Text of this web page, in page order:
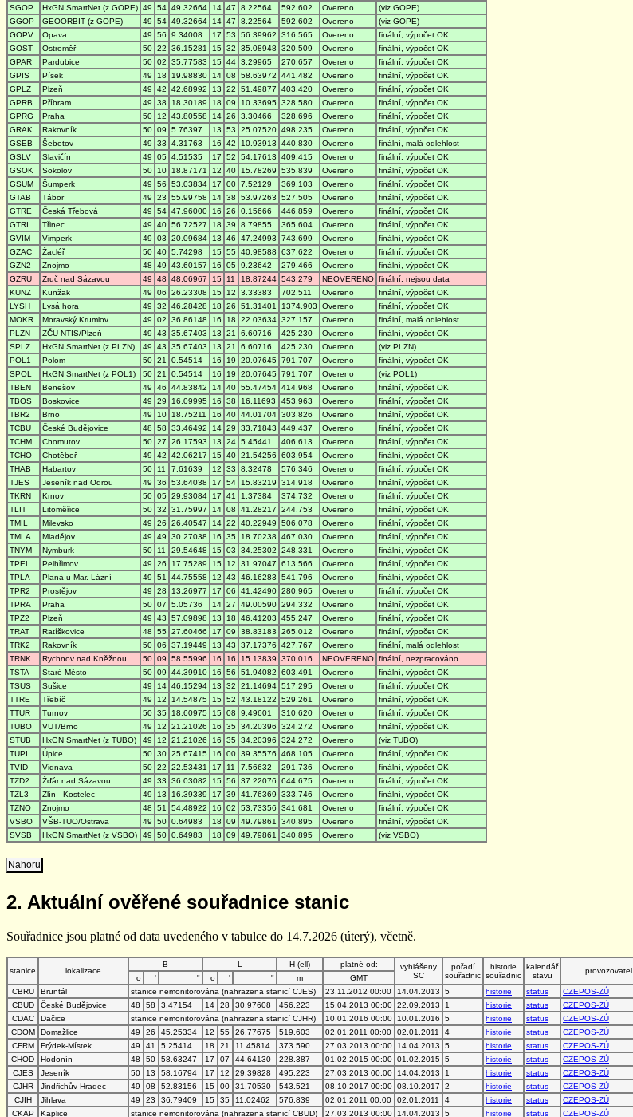
SGOP
HxGN SmartNet (z GOPE) 49 54 49.32664 14 47 8.22564 592.602 Overeno
(viz GOPE)
GGOP
GEOORBIT (z GOPE) 49 54 49.32664 14 47 8.22564 592.602 Overeno
(viz GOPE)
GOPV
Opava 49 56 9.34008 17 53 56.39962 316.565 Overeno
finální, výpočet OK
GOST
Ostroměř 50 22 36.15281 15 32 35.08948 320.509 Overeno
finální, výpočet OK
GPAR
Pardubice 50 02 35.77583 15 44 3.29965 270.657 Overeno
finální, výpočet OK
GPIS
Písek 49 18 19.98830 14 08 58.63972 441.482 Overeno
finální, výpočet OK
GPLZ
Plzeň 49 42 42.68992 13 22 51.49877 403.420 Overeno
finální, výpočet OK
GPRB
Příbram 49 38 18.30189 18 09 10.33695 328.580 Overeno
finální, výpočet OK
GPRG
Praha 50 12 43.80558 14 26 3.30466 328.696 Overeno
finální, výpočet OK
GRAK
Rakovník 50 09 5.76397 13 53 25.07520 498.235 Overeno
finální, výpočet OK
GSEB
Šebetov 49 33 4.31763 16 42 10.93913 440.830 Overeno
finální, malá odlehlost
GSLV
Slavičín 49 05 4.51535 17 52 54.17613 409.415 Overeno
finální, výpočet OK
GSOK
Sokolov 50 10 18.87171 12 40 15.78269 535.839 Overeno
finální, výpočet OK
GSUM
Šumperk 49 56 53.03834 17 00 7.52129 369.103 Overeno
finální, výpočet OK
GTAB
Tábor 49 23 55.99758 14 38 53.97263 527.505 Overeno
finální, výpočet OK
GTRE
Česká Třebová 49 54 47.96000 16 26 0.15666 446.859 Overeno
finální, výpočet OK
GTRI
Třinec 49 40 56.72527 18 39 8.79855 365.604 Overeno
finální, výpočet OK
GVIM
Vimperk 49 03 20.09684 13 46 47.24993 743.699 Overeno
finální, výpočet OK
GZAC
Žacléř 50 40 5.74298 15 55 40.98588 637.622 Overeno
finální, výpočet OK
GZN2
Znojmo 48 49 43.60157 16 05 9.23642 279.466 Overeno
finální, výpočet OK
GZRU
Zruč nad Sázavou 49 48 48.06967 15 11 18.87244 543.279 NEOVERENO finální, nejsou data
KUNZ
Kunžak 49 06 26.23308 15 12 3.33383 702.511 Overeno
finální, výpočet OK
LYSH
Lysá hora 49 32 46.28428 18 26 51.31401 1374.903 Overeno
finální, výpočet OK
MOKR
Moravský Krumlov 49 02 36.86148 16 18 22.03634 327.157 Overeno
finální, malá odlehlost
PLZN
ZČU-NTIS/Plzeň 49 43 35.67403 13 21 6.60716 425.230 Overeno
finální, výpočet OK
SPLZ
HxGN SmartNet (z PLZN) 49 43 35.67403 13 21 6.60716 425.230 Overeno
(viz PLZN)
POL1
Polom 50 21 0.54514 16 19 20.07645 791.707 Overeno
finální, výpočet OK
SPOL
HxGN SmartNet (z POL1) 50 21 0.54514 16 19 20.07645 791.707 Overeno
(viz POL1)
TBEN
Benešov 49 46 44.83842 14 40 55.47454 414.968 Overeno
finální, výpočet OK
TBOS
Boskovice 49 29 16.09995 16 38 16.11693 453.963 Overeno
finální, výpočet OK
TBR2
Brno 49 10 18.75211 16 40 44.01704 303.826 Overeno
finální, výpočet OK
TCBU
České Budějovice 48 58 33.46492 14 29 33.71843 449.437 Overeno
finální, výpočet OK
TCHM
Chomutov 50 27 26.17593 13 24 5.45441 406.613 Overeno
finální, výpočet OK
TCHO
Chotěboř 49 42 42.06217 15 40 21.54256 603.954 Overeno
finální, výpočet OK
THAB
Habartov 50 11 7.61639 12 33 8.32478 576.346 Overeno
finální, výpočet OK
TJES
Jeseník nad Odrou 49 36 53.64038 17 54 15.83219 314.918 Overeno
finální, výpočet OK
TKRN
Krnov 50 05 29.93084 17 41 1.37384 374.732 Overeno
finální, výpočet OK
TLIT
Litoměřice 50 32 31.75997 14 08 41.28217 244.753 Overeno
finální, výpočet OK
TMIL
Milevsko 49 26 26.40547 14 22 40.22949 506.078 Overeno
finální, výpočet OK
TMLA
Mladějov 49 49 30.27038 16 35 18.70238 467.030 Overeno
finální, výpočet OK
TNYM
Nymburk 50 11 29.54648 15 03 34.25302 248.331 Overeno
finální, výpočet OK
TPEL
Pelhřimov 49 26 17.75289 15 12 31.97047 613.566 Overeno
finální, výpočet OK
TPLA
Planá u Mar. Lázní 49 51 44.75558 12 43 46.16283 541.796 Overeno
finální, výpočet OK
TPR2
Prostějov 49 28 13.26977 17 06 41.42490 280.965 Overeno
finální, výpočet OK
TPRA
Praha 50 07 5.05736 14 27 49.00590 294.332 Overeno
finální, výpočet OK
TPZ2
Plzeň 49 43 57.09898 13 18 46.41203 455.247 Overeno
finální, výpočet OK
TRAT
Ratíškovice 48 55 27.60466 17 09 38.83183 265.012 Overeno
finální, výpočet OK
TRK2
Rakovník 50 06 37.19449 13 43 37.17376 427.767 Overeno
finální, malá odlehlost
TRNK
Rychnov nad Kněžnou 50 09 58.55996 16 16 15.13839 370.016 NEOVERENO finální, nezpracováno
TSTA
Staré Město 50 09 44.39910 16 56 51.94082 603.491 Overeno
finální, výpočet OK
TSUS
Sušice 49 14 46.15294 13 32 21.14694 517.295 Overeno
finální, výpočet OK
TTRE
Třebíč 49 12 14.54875 15 52 43.18122 529.261 Overeno
finální, výpočet OK
TTUR
Turnov 50 35 18.60975 15 08 9.49601 310.620 Overeno
finální, výpočet OK
TUBO
VUT/Brno 49 12 21.21026 16 35 34.20396 324.272 Overeno
finální, výpočet OK
STUB
HxGN SmartNet (z TUBO) 49 12 21.21026 16 35 34.20396 324.272 Overeno
(viz TUBO)
TUPI
Úpice 50 30 25.67415 16 00 39.35576 468.105 Overeno
finální, výpočet OK
TVID
Vidnava 50 22 22.53431 17 11 7.56632 291.736 Overeno
finální, výpočet OK
TZD2
Žďár nad Sázavou 49 33 36.03082 15 56 37.22076 644.675 Overeno
finální, výpočet OK
TZL3
Zlín - Kostelec 49 13 16.39339 17 39 41.76369 333.746 Overeno
finální, výpočet OK
TZNO
Znojmo 48 51 54.48922 16 02 53.73356 341.681 Overeno
finální, výpočet OK
VSBO
VŠB-TUO/Ostrava 49 50 0.64983 18 09 49.79861 340.895 Overeno
finální, výpočet OK
SVSB
HxGN SmartNet (z VSBO) 49 50 0.64983 18 09 49.79861 340.895 Overeno (viz VSBO)
Nahoru
2. Aktuální ověřené souřadnice stanic
Souřadnice jsou platné od data uvedeného v tabulce do 14.7.2026 (úterý), včetně.
stanice lokalizace
B L H (ell) platné od:
vyhlášeny
SC
pořadí
souřadnic
historie
souřadnic
kalendář
stavu
provozovatel
o ' " o ' " m
GMT
CBRU
Bruntál stanice nemonitorována (nahrazena stanicí CJES) 23.11.2012 00:00 14.04.2013 5 historie status CZEPOS-ZÚ
CBUD
České Budějovice 48 58 3.47154 14 28 30.97608 456.223 15.04.2013 00:00 22.09.2013 1 historie status CZEPOS-ZÚ
CDAC
Dačice stanice nemonitorována (nahrazena stanicí CJHR) 10.01.2016 00:00 10.01.2016 5 historie status CZEPOS-ZÚ
CDOM
Domažlice 49 26 45.25334 12 55 26.77675 519.603 02.01.2011 00:00 02.01.2011 4 historie status CZEPOS-ZÚ
CFRM
Frýdek-Místek 49 41 5.25414 18 21 11.45814 373.590 27.03.2013 00:00 14.04.2013 5 historie status CZEPOS-ZÚ
CHOD
Hodonín 48 50 58.63247 17 07 44.64130 228.387 01.02.2015 00:00 01.02.2015 5 historie status CZEPOS-ZÚ
CJES
Jeseník 50 13 58.16794 17 12 29.39828 495.223 27.03.2013 00:00 14.04.2013 1 historie status CZEPOS-ZÚ
CJHR
Jindřichův Hradec 49 08 52.83156 15 00 31.70530 543.521 08.10.2017 00:00 08.10.2017 2 historie status CZEPOS-ZÚ
CJIH
Jihlava 49 23 36.79409 15 35 11.02462 576.839 02.01.2011 00:00 02.01.2011 4 historie status CZEPOS-ZÚ
CKAP
Kaplice stanice nemonitorována (nahrazena stanicí CBUD) 27.03.2013 00:00 14.04.2013 5 historie status CZEPOS-ZÚ